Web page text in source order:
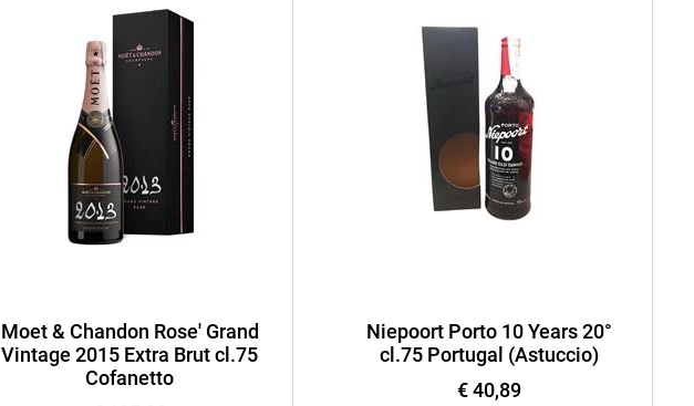
Moet & Chandon Rose' Grand
Vintage 2015 Extra Brut cl.75
Cofanetto
Niepoort Porto 10 Years 20°
cl.75 Portugal (Astuccio)
€ 40,89